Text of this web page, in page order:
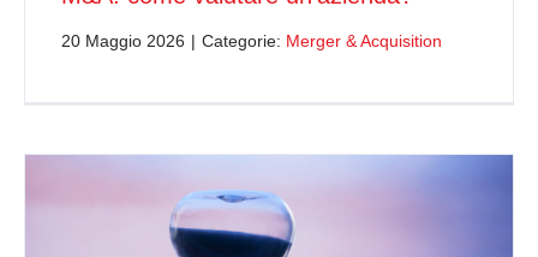
20 Maggio 2026 | Categorie: Merger & Acquisition